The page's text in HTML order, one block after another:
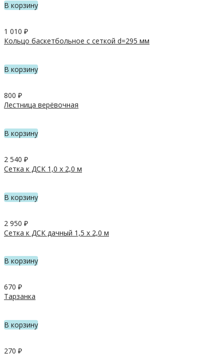
В корзину
1 010 ₽
Кольцо баскетбольное с сеткой d=295 мм
В корзину
800 ₽
Лестница верёвочная
В корзину
2 540 ₽
Сетка к ДСК 1,0 х 2,0 м
В корзину
2 950 ₽
Сетка к ДСК дачный 1,5 х 2,0 м
В корзину
670 ₽
Тарзанка
В корзину
270 ₽